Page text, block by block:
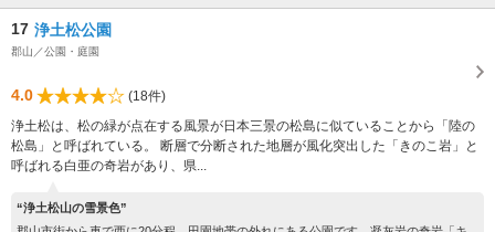
17 浄土松公園
郡山／公園・庭園
4.0
(18件)
浄土松は、松の緑が点在する風景が日本三景の松島に似ていることから「陸の
松島」と呼ばれている。 断層で分断された地層が風化突出した「きのこ岩」と
呼ばれる白亜の奇岩があり、県...
“浄土松山の雪景色”